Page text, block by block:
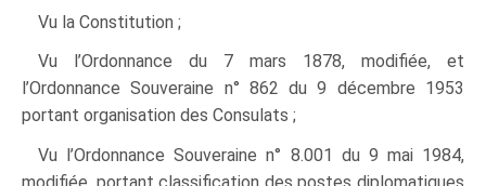
Vu la Constitution ;
Vu l’Ordonnance du 7 mars 1878, modifiée, et
l’Ordonnance Souveraine n° 862 du 9 décembre 1953
portant organisation des Consulats ;
Vu l’Ordonnance Souveraine n° 8.001 du 9 mai 1984,
modifiée, portant classification des postes diplomatiques